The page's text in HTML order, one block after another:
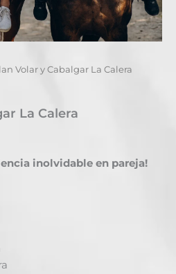
Volar y Cabalgar La Calera
La Calera
inolvidable en pareja!